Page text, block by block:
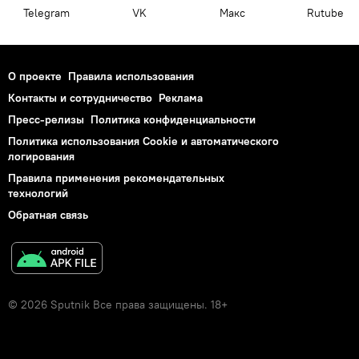
Telegram VK Макс Rutube
О проекте Правила использования
Контакты и сотрудничество Реклама
Пресс-релизы Политика конфиденциальности
Политика использования Cookie и автоматического
логирования
Правила применения рекомендательных
технологий
Обратная связь
© 2026 Sputnik Все права защищены. 18+